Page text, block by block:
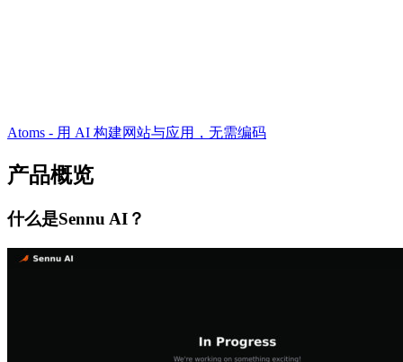
Atoms - 用 AI 构建网站与应用，无需编码
产品概览
什么是Sennu AI？